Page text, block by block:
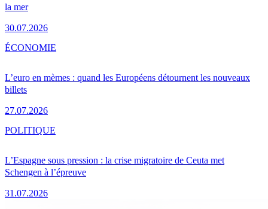
la mer
30.07.2026
L’euro en mèmes : quand les Européens détournent les nouveaux
billets
27.07.2026
ÉCONOMIE
L’Espagne sous pression : la crise migratoire de Ceuta met
Schengen à l’épreuve
31.07.2026
POLITIQUE